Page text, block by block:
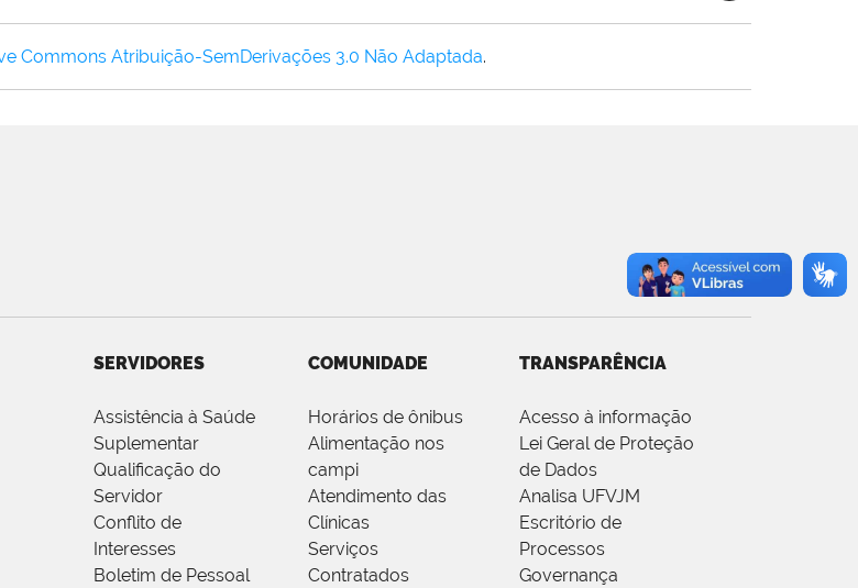
Commons Atribuição-SemDerivações 3.0 Não Adaptada.
SERVIDORES
Assistência à Saúde
Suplementar
Qualificação do
Servidor
Conflito de
Interesses
Boletim de Pessoal
COMUNIDADE
Horários de ônibus
Alimentação nos
campi
Atendimento das
Clínicas
Serviços
Contratados
TRANSPARÊNCIA
Acesso à informação
Lei Geral de Proteção
de Dados
Analisa UFVJM
Escritório de
Processos
Governança